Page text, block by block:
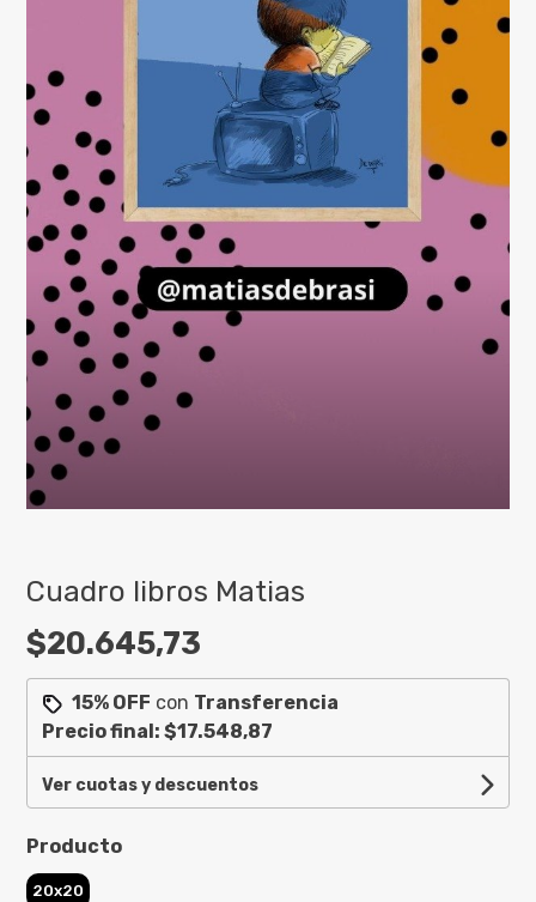
Cuadro libros Matias
$20.645,73
15% OFF con Transferencia
Precio final:$17.548,87
Ver cuotas y descuentos
Producto
20x20